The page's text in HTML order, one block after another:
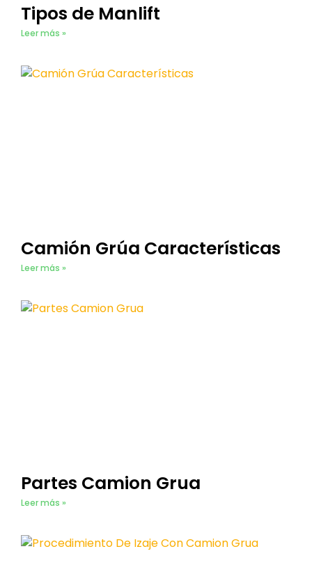
Tipos de Manlift
Leer más »
Camión Grúa Características
Leer más »
Partes Camion Grua
Leer más »